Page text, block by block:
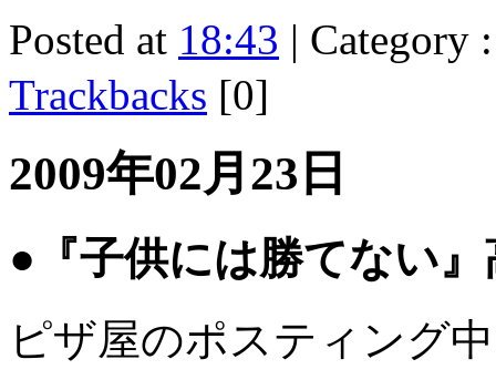
Posted at 18:43 | Category
Trackbacks [0]
2009年02月23日
●『子供には勝てない』
ピザ屋のポスティング